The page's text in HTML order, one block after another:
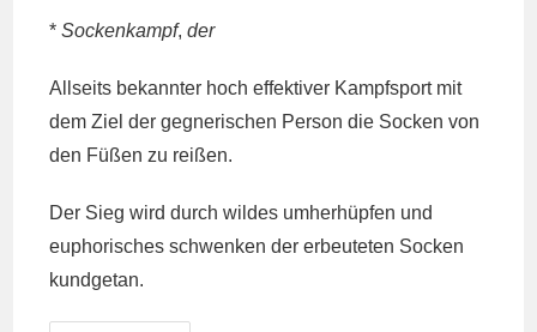
*Sockenkampf,der
Allseits bekannter hoch effektiver Kampfsport mit
dem Ziel der gegnerischen Person die Socken von
den Füßen zu reißen.
Der Sieg wird durch wildes umherhüpfen und
euphorisches schwenken der erbeuteten Socken
kundgetan.